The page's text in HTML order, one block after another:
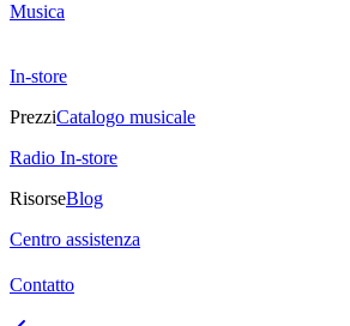
Musica
In-store
PrezziCatalogo musicale
Radio In-store
RisorseBlog
Centro assistenza
Contatto